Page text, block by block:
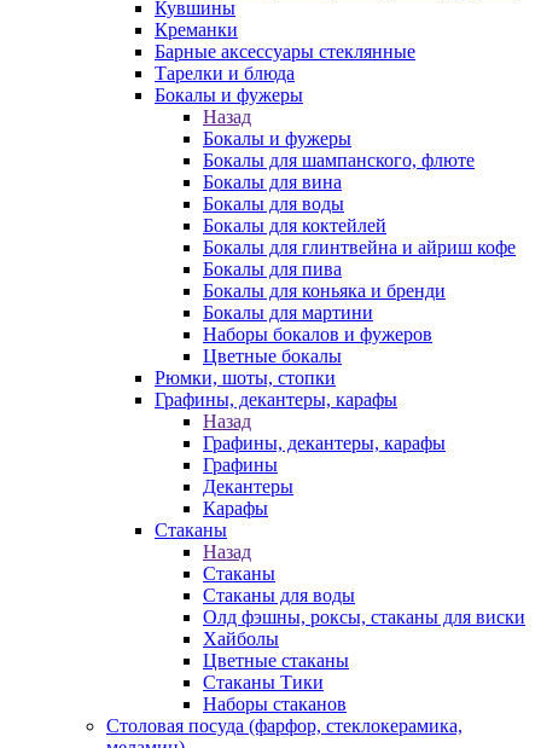
Кувшины
Креманки
Барные аксессуары стеклянные
Тарелки и блюда
Бокалы и фужеры
Назад
Бокалы и фужеры
Бокалы для шампанского, флюте
Бокалы для вина
Бокалы для воды
Бокалы для коктейлей
Бокалы для глинтвейна и айриш кофе
Бокалы для пива
Бокалы для коньяка и бренди
Бокалы для мартини
Наборы бокалов и фужеров
Цветные бокалы
Рюмки, шоты, стопки
Графины, декантеры, карафы
Назад
Графины, декантеры, карафы
Графины
Декантеры
Карафы
Стаканы
Назад
Стаканы
Стаканы для воды
Олд фэшны, роксы, стаканы для виски
Хайболы
Цветные стаканы
Стаканы Тики
Наборы стаканов
Столовая посуда (фарфор, стеклокерамика,